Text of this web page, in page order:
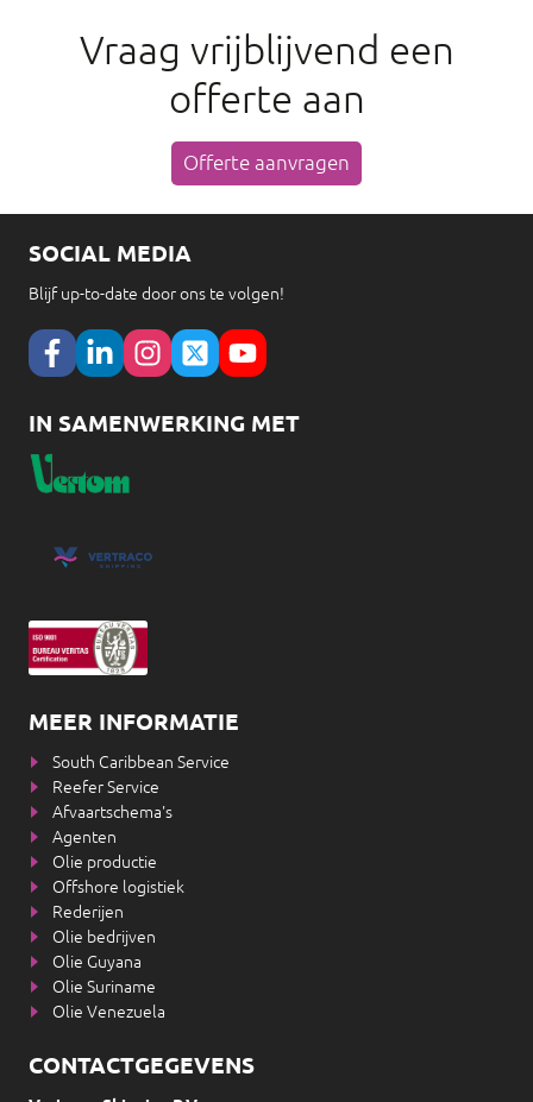
Vraag vrijblijvend een
offerte aan
Offerte aanvragen
SOCIAL MEDIA
Blijf up-to-date door ons te volgen!
IN SAMENWERKING MET
MEER INFORMATIE
South Caribbean Service
Reefer Service
Afvaartschema's
Agenten
Olie productie
Offshore logistiek
Rederijen
Olie bedrijven
Olie Guyana
Olie Suriname
Olie Venezuela
CONTACTGEGEVENS